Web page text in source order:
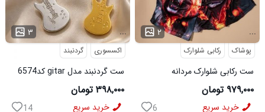
۳ ...
اکسسوری گردنبند
ست گردنبند مدل gitar کد6574
۳۹۸,۰۰۰ تومان
خرید سریع 14
۲ ...
پوشاک رکابی شلوارک
ست رکابی شلوارک مردانه
Lion_Black مدل 3997
۹۷۹,۰۰۰ تومان
خرید سریع 6